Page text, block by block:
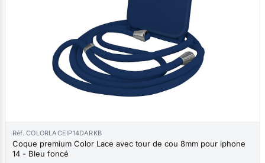
Réf. COLORLACEIP14DARKB
Coque premium Color Lace avec tour de cou 8mm pour iphone
14 - Bleu foncé